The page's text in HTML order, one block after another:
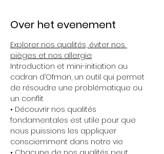
Over het evenement
Explorer nos qualités, éviter nos
pièges et nos allergie:
Introduction et mini-initiation au
cadran d’Ofman, un outil qui permet
de résoudre une problématique ou
un conflit
• Découvrir nos qualités
fondamentales est utile pour que
nous puissions les appliquer
consciemment dans notre vie